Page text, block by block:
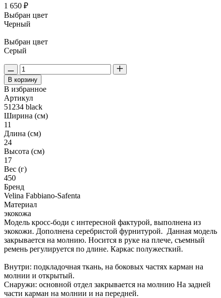
1 650 ₽
Выбран цвет
Черный
Выбран цвет
Серый
В корзину
В избранное
Артикул
51234 black
Ширина (см)
11
Длина (см)
24
Высота (см)
17
Вес (г)
450
Бренд
Velina Fabbiano-Safenta
Материал
экокожа
Модель кросс-боди с интересной фактурой, выполнена из
экокожи. Дополнена серебристой фурнитурой. Данная модель
закрывается на молнию. Носится в руке на плече, съемный
ремень регулируется по длине. Каркас полужесткий.
Внутри: подкладочная ткань, на боковых частях карман на
молнии и открытый.
Снаружи: основной отдел закрывается на молнию На задней
части карман на молнии и на передней.